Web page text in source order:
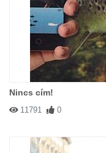
Nincs cím!
11791 0